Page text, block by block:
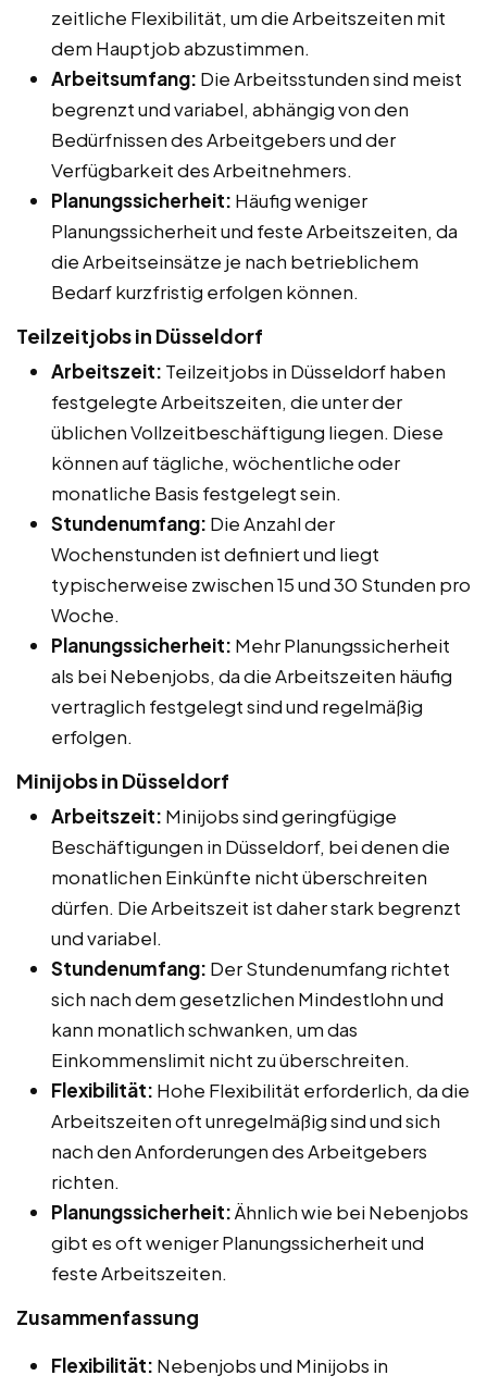
zeitliche Flexibilität, um die Arbeitszeiten mit
dem Hauptjob abzustimmen.
Arbeitsumfang: Die Arbeitsstunden sind meist
begrenzt und variabel, abhängig von den
Bedürfnissen des Arbeitgebers und der
Verfügbarkeit des Arbeitnehmers.
Planungssicherheit: Häufig weniger
Planungssicherheit und feste Arbeitszeiten, da
die Arbeitseinsätze je nach betrieblichem
Bedarf kurzfristig erfolgen können.
Teilzeitjobs in Düsseldorf
Arbeitszeit: Teilzeitjobs in Düsseldorf haben
festgelegte Arbeitszeiten, die unter der
üblichen Vollzeitbeschäftigung liegen. Diese
können auf tägliche, wöchentliche oder
monatliche Basis festgelegt sein.
Stundenumfang: Die Anzahl der
Wochenstunden ist definiert und liegt
typischerweise zwischen 15 und 30 Stunden pro
Woche.
Planungssicherheit: Mehr Planungssicherheit
als bei Nebenjobs, da die Arbeitszeiten häufig
vertraglich festgelegt sind und regelmäßig
erfolgen.
Minijobs in Düsseldorf
Arbeitszeit: Minijobs sind geringfügige
Beschäftigungen in Düsseldorf, bei denen die
monatlichen Einkünfte nicht überschreiten
dürfen. Die Arbeitszeit ist daher stark begrenzt
und variabel.
Stundenumfang: Der Stundenumfang richtet
sich nach dem gesetzlichen Mindestlohn und
kann monatlich schwanken, um das
Einkommenslimit nicht zu überschreiten.
Flexibilität: Hohe Flexibilität erforderlich, da die
Arbeitszeiten oft unregelmäßig sind und sich
nach den Anforderungen des Arbeitgebers
richten.
Planungssicherheit:Ähnlich wie bei Nebenjobs
gibt es oft weniger Planungssicherheit und
feste Arbeitszeiten.
Zusammenfassung
Flexibilität: Nebenjobs und Minijobs in